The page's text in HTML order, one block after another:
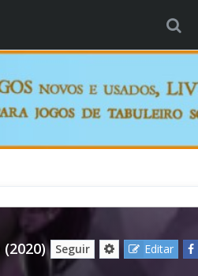
(2020) Seguir Editar